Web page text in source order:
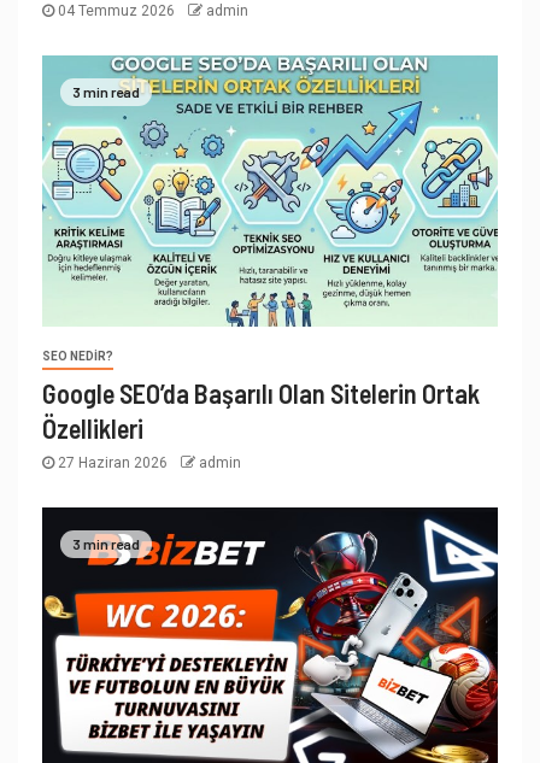
04 Temmuz 2026 admin
3 min read
SEO NEDIR?
Google SEO’da Başarılı Olan Sitelerin Ortak
Özellikleri
27 Haziran 2026 admin
3 min read